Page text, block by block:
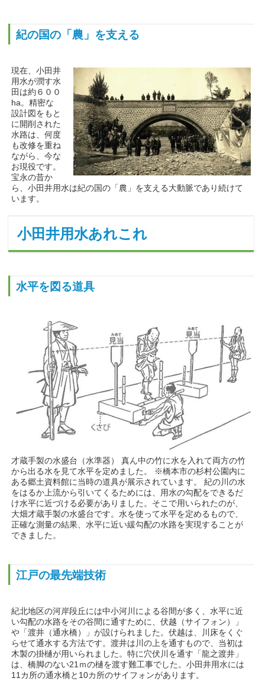
紀の国の「農」を支える
現在、小田井
用水が潤す水
田は約６００
ha。精密な
設計図をもと
に開削された
水路は、何度
も改修を重ね
ながら、今な
お現役です。
宝永の昔か
ら、小田井用水は紀の国の「農」を支える大動脈であり続けて
います。
小田井用水あれこれ
水平を図る道具
才蔵手製の水盛台（水準器） 真ん中の竹に水を入れて両方の竹
から出る水を見て水平を定めました。 ※橋本市の杉村公園内に
ある郷土資料館に当時の道具が展示されています。 紀の川の水
をはるか上流から引いてくるためには、用水の勾配をできるだ
け水平に近づける必要がありました。そこで用いられたのが、
大畑才蔵手製の水盛台です。水を使って水平を定めるもので、
正確な測量の結果、水平に近い緩勾配の水路を実現することが
できました。
江戸の最先端技術
紀北地区の河岸段丘には中小河川による谷間が多く、水平に近
い勾配の水路をその谷間に通すために、伏越（サイフォン）」
や「渡井（通水橋）」が設けられました。伏越は、川床をくぐ
らせて通水する方法です。渡井は川の上を通すもので、当初は
木製の掛樋が用いられました。特に穴伏川を通す「龍之渡井」
は、橋脚のない21ｍの樋を渡す難工事でした。小田井用水には
11カ所の通水橋と10カ所のサイフォンがあります。